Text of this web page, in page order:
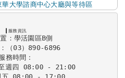
華大學諮商中心大廳與等待區
▍服務資訊
：學活園區B側
（03）890-6896
務時間：
至週四 08:00 - 21:00